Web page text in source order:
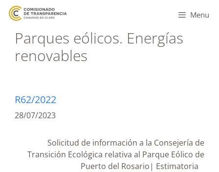
Menu
Parques eólicos. Energías
renovables
R62/2022
28/07/2023
Solicitud de información a la Consejería de
Transición Ecológica relativa al Parque Eólico de
Puerto del Rosario| Estimatoria